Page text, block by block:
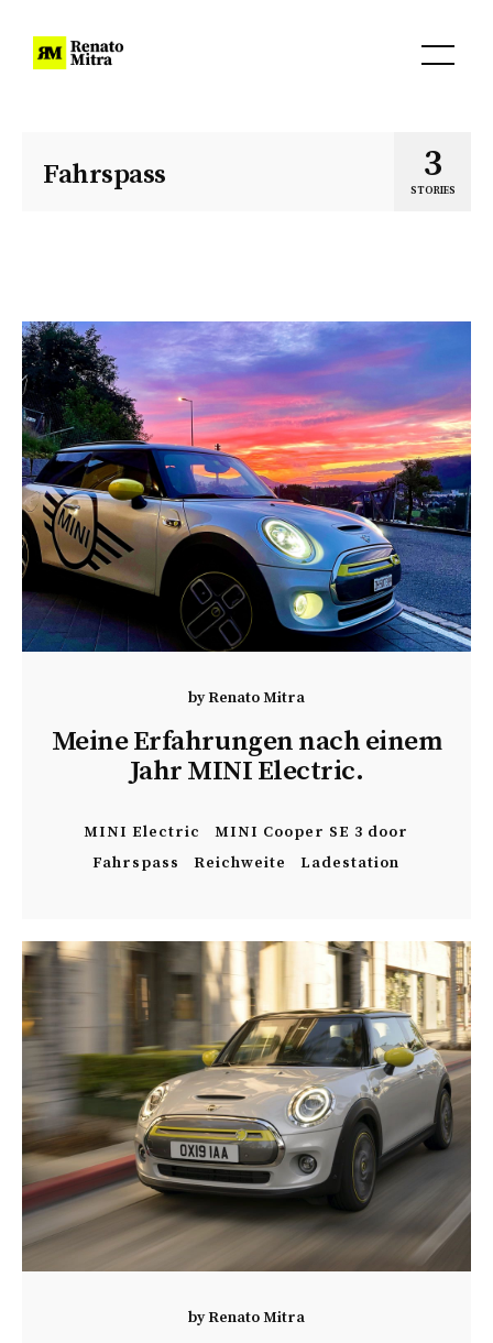
Fahrspass 3
STORIES
byRenato Mitra
Meine Erfahrungen nach einem
Jahr MINI Electric.
MINI Electric
MINI Cooper SE 3 door
Fahrspass
Reichweite Ladestation
byRenato Mitra